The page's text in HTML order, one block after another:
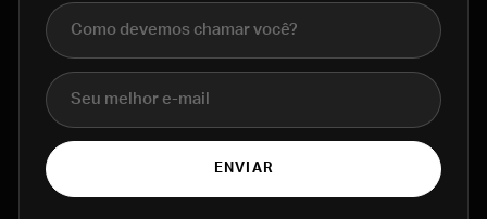
Nome completo
E-mail
ENVIAR